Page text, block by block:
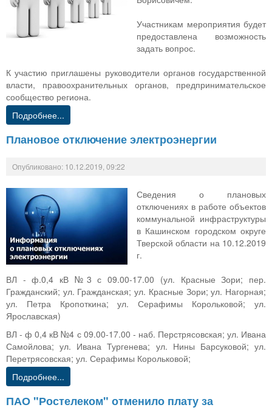
Участникам мероприятия будет
предоставлена возможность
задать вопрос.
К участию приглашены руководители органов государственной
власти, правоохранительных органов, предпринимательское
сообщество региона.
Подробнее...
Плановое отключение электроэнергии
Опубликовано: 10.12.2019, 09:22
Сведения о плановых
отключениях в работе объектов
коммунальной инфраструктуры
в Кашинском городском округе
Тверской области на 10.12.2019
г.
ВЛ - ф.0,4 кВ №3 с 09.00-17.00 (ул. Красные Зори; пер.
Гражданский; ул. Гражданская; ул. Красные Зори; ул. Нагорная;
ул. Петра Кропоткина; ул. Серафимы Корольковой; ул.
Ярославская)
ВЛ - ф 0,4 кВ №4 с 09.00-17.00 - наб. Перстрясовская; ул. Ивана
Самойлова; ул. Ивана Тургенева; ул. Нины Барсуковой; ул.
Перетрясовская; ул. Серафимы Корольковой;
Подробнее...
ПАО "Ростелеком" отменило плату за